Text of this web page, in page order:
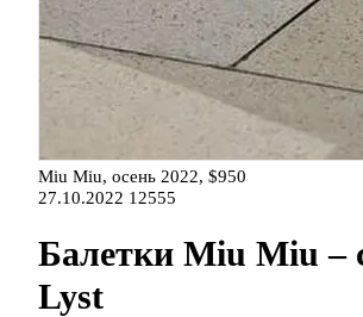
Miu Miu, осень 2022, $950
27.10.2022 12555
Балетки Miu Miu –
Lyst